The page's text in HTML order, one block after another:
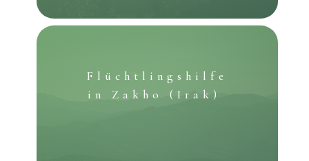
Flüchtlingshilfe
in
Zakho (Irak)